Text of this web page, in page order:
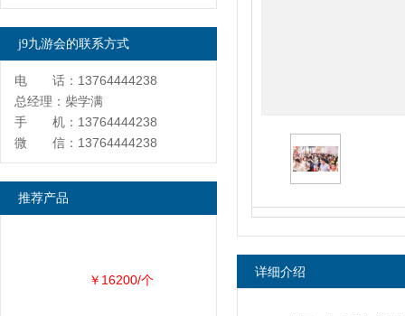
详细介绍
j9九游会的联系方式
电 话：13764444238
总经理：柴学满
手 机：13764444238
微 信：13764444238
推荐产品
￥16200/个